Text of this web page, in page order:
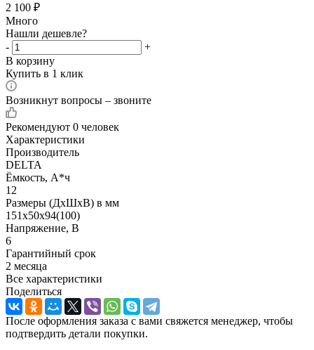
2 100 ₽
Много
Нашли дешевле?
-
+
В корзину
Купить в 1 клик
Возникнут вопросы – звоните
Рекомендуют 0 человек
Характеристики
Производитель
DELTA
Ёмкость, А*ч
12
Размеры (ДхШхВ) в мм
151x50x94(100)
Напряжение, В
6
Гарантийный срок
2 месяца
Все характеристики
Поделиться
После оформления заказа с вами свяжется менеджер, чтобы
подтвердить детали покупки.